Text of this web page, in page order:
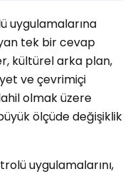
uygulamalarına
tek bir cevap
kültürel arka plan,
ve çevrimiçi
olmak üzere
ölçüde değişiklik
uygulamalarını,